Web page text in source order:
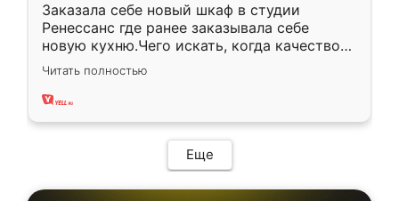
Заказала себе новый шкаф в студии
Ренессанс где ранее заказывала себе
новую кухню.Чего искать, когда качеством
вполне довольна. Служит кухня уже почти
два года, нареканий нет.
Читать полностью
Еще